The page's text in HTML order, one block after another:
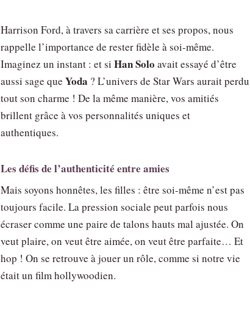
Harrison Ford, à travers sa carrière et ses propos, nous
rappelle l’importance de rester fidèle à soi-même.
Imaginez un instant : et si Han Solo avait essayé d’être
aussi sage que Yoda ? L’univers de Star Wars aurait perdu
tout son charme ! De la même manière, vos amitiés
brillent grâce à vos personnalités uniques et
authentiques.
Les défis de l’authenticité entre amies
Mais soyons honnêtes, les filles : être soi-même n’est pas
toujours facile. La pression sociale peut parfois nous
écraser comme une paire de talons hauts mal ajustée. On
veut plaire, on veut être aimée, on veut être parfaite… Et
hop ! On se retrouve à jouer un rôle, comme si notre vie
était un film hollywoodien.